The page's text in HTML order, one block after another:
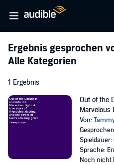
Ergebnis gesprochen
Alle Kategorien
1 Ergebnis
Out of the
Marvelous
Von:
Spieldauer:
Sprache:
Noch nicht